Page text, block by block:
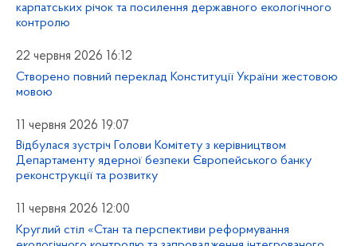
карпатських річок та посилення державного екологічного
контролю
22 червня 2026 16:12
Створено повний переклад Конституції України жестовою
мовою
11 червня 2026 19:07
Відбулася зустріч Голови Комітету з керівництвом
Департаменту ядерної безпеки Європейського банку
реконструкції та розвитку
11 червня 2026 12:00
Круглий стіл «Стан та перспективи реформування